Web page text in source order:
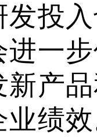
发投
进一
新产
业绩